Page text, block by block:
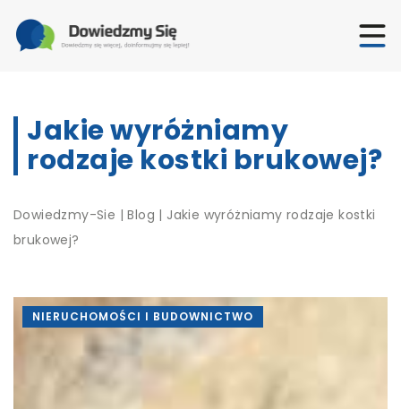
Jakie wyróżniamy
rodzaje kostki brukowej?
Dowiedzmy-Sie |Blog | Jakie wyróżniamy rodzaje kostki
brukowej?
NIERUCHOMOŚCI I BUDOWNICTWO